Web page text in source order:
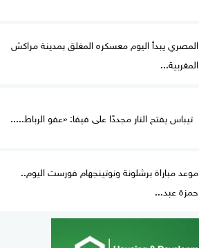
المصري يبدأ اليوم معسكره المغلق بمدينة مراكش
المغربية...
تيباس يفتح النار مجددًا على فيفا: «عفو الرباط.....
موعد مباراة برشلونة ونوتينجهام فورست اليوم..
حمزة عبد...